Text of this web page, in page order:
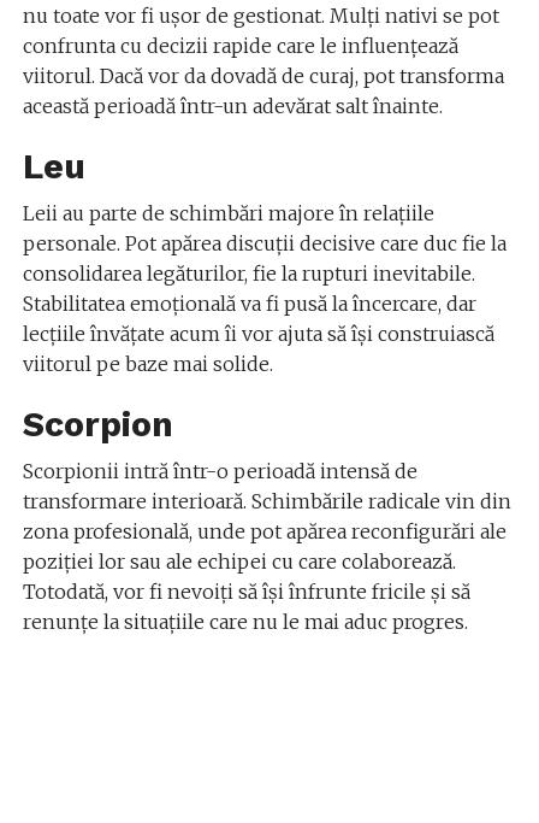
nu toate vor fi ușor de gestionat. Mulți nativi se pot
confrunta cu decizii rapide care le influențează
viitorul. Dacă vor da dovadă de curaj, pot transforma
această perioadă într-un adevărat salt înainte.
Leu
Leii au parte de schimbări majore în relațiile
personale. Pot apărea discuții decisive care duc fie la
consolidarea legăturilor, fie la rupturi inevitabile.
Stabilitatea emoțională va fi pusă la încercare, dar
lecțiile învățate acum îi vor ajuta să își construiască
viitorul pe baze mai solide.
Scorpion
Scorpionii intră într-o perioadă intensă de
transformare interioară. Schimbările radicale vin din
zona profesională, unde pot apărea reconfigurări ale
poziției lor sau ale echipei cu care colaborează.
Totodată, vor fi nevoiți să își înfrunte fricile și să
renunțe la situațiile care nu le mai aduc progres.